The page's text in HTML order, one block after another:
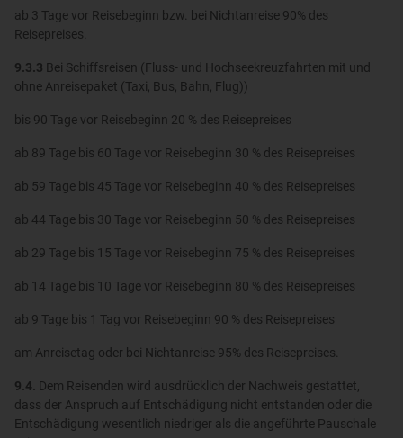
ab 3 Tage vor Reisebeginn bzw. bei Nichtanreise 90% des
Reisepreises.
9.3.3 Bei Schiffsreisen (Fluss- und Hochseekreuzfahrten mit und
ohne Anreisepaket (Taxi, Bus, Bahn, Flug))
bis 90 Tage vor Reisebeginn 20 % des Reisepreises
ab 89 Tage bis 60 Tage vor Reisebeginn 30 % des Reisepreises
ab 59 Tage bis 45 Tage vor Reisebeginn 40 % des Reisepreises
ab 44 Tage bis 30 Tage vor Reisebeginn 50 % des Reisepreises
ab 29 Tage bis 15 Tage vor Reisebeginn 75 % des Reisepreises
ab 14 Tage bis 10 Tage vor Reisebeginn 80 % des Reisepreises
ab 9 Tage bis 1 Tag vor Reisebeginn 90 % des Reisepreises
am Anreisetag oder bei Nichtanreise 95% des Reisepreises.
9.4. Dem Reisenden wird ausdrücklich der Nachweis gestattet,
dass der Anspruch auf Entschädigung nicht entstanden oder die
Entschädigung wesentlich niedriger als die angeführte Pauschale